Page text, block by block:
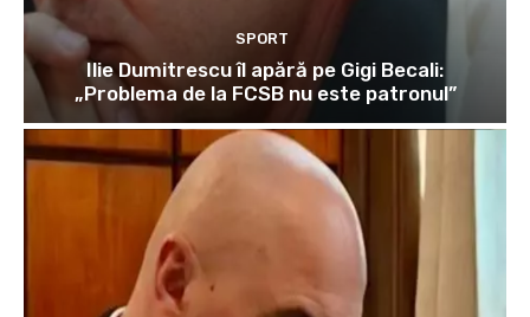
SPORT
Ilie Dumitrescu îl apără pe Gigi Becali:
„Problema de la FCSB nu este patronul”